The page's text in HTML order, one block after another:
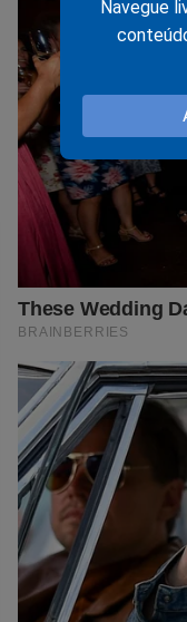
Navegue